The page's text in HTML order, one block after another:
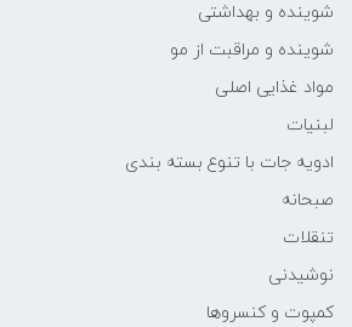
شوینده و بهداشتی
شوینده و مراقبت از مو
مواد غذایی اصلی
لبنیات
ادویه جات با تنوع بسته بندی
صبحانه
تنقلات
نوشیدنی
کمپوت و کنسروها